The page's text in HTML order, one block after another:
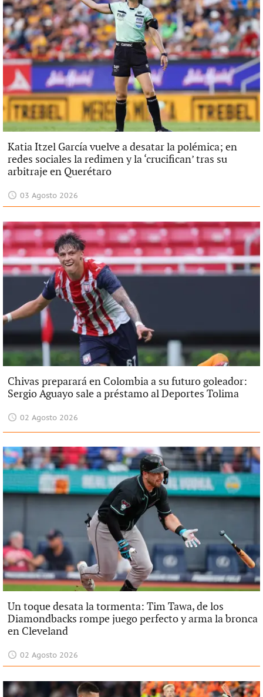
Katia Itzel García vuelve a desatar la polémica; en
redes sociales la redimen y la ‘crucifican’ tras su
arbitraje en Querétaro
03 Agosto 2026
Chivas preparará en Colombia a su futuro goleador:
Sergio Aguayo sale a préstamo al Deportes Tolima
02 Agosto 2026
Un toque desata la tormenta: Tim Tawa, de los
Diamondbacks rompe juego perfecto y arma la bronca
en Cleveland
02 Agosto 2026